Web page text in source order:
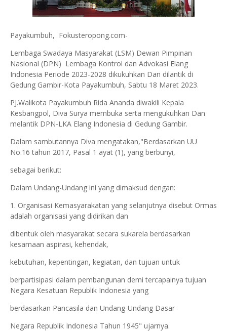
Payakumbuh, Fokusteropong.com-
Lembaga Swadaya Masyarakat (LSM) Dewan Pimpinan
Nasional (DPN) Lembaga Kontrol dan Advokasi Elang
Indonesia Periode 2023-2028 dikukuhkan Dan dilantik di
Gedung Gambir-Kota Payakumbuh, Sabtu 18 Maret 2023.
PJ.Walikota Payakumbuh Rida Ananda diwakili Kepala
Kesbangpol, Diva Surya membuka serta mengukuhkan Dan
melantik DPN-LKA Elang Indonesia di Gedung Gambir.
Dalam sambutannya Diva mengatakan,"Berdasarkan UU
No.16 tahun 2017, Pasal 1 ayat (1), yang berbunyi,
sebagai berikut:
Dalam Undang-Undang ini yang dimaksud dengan:
1. Organisasi Kemasyarakatan yang selanjutnya disebut Ormas
adalah organisasi yang didirikan dan
dibentuk oleh masyarakat secara sukarela berdasarkan
kesamaan aspirasi, kehendak,
kebutuhan, kepentingan, kegiatan, dan tujuan untuk
berpartisipasi dalam pembangunan demi tercapainya tujuan
Negara Kesatuan Republik Indonesia yang
berdasarkan Pancasila dan Undang-Undang Dasar
Negara Republik Indonesia Tahun 1945" ujarnya.